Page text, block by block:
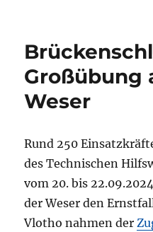
Großübung
Weser
Rund 250
des Technischen
vom 20. bis
der Weser den
Vlotho nahmen der